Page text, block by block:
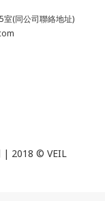
(同公司聯絡地址)
| 2018 © VEIL